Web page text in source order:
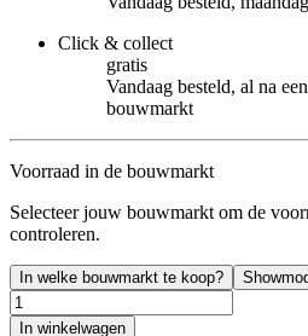
Click & collect
gratis
Vandaag besteld, al na
bouwmarkt
Voorraad in de bouwmarkt
Selecteer jouw bouwmarkt om de
controleren.
In welke bouwmarkt te koop?
In winkelwagen